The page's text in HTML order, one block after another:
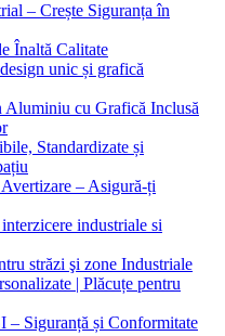
– Crește Siguranța în
Înaltă Calitate
unic și grafică
Aluminiu cu Grafică Inclusă
Standardizate și
– Asigură-ți
industriale si
străzi şi zone Industriale
| Plăcuțe pentru
– Siguranță și Conformitate